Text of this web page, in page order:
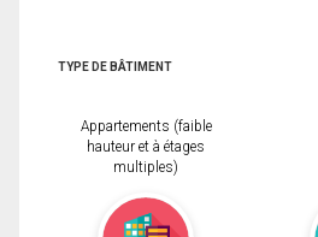
TYPE DE BÂTIMENT
Appartements (faible
hauteur et à étages
multiples)